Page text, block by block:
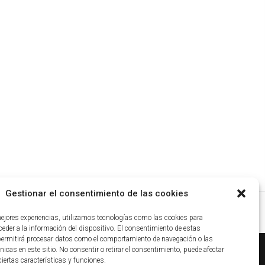
Gestionar el consentimiento de las cookies
experiencias, utilizamos tecnologías como las cookies para
a la información del dispositivo. El consentimiento de estas
procesar datos como el comportamiento de navegación o las
en este sitio. No consentir o retirar el consentimiento, puede afectar
características y funciones.